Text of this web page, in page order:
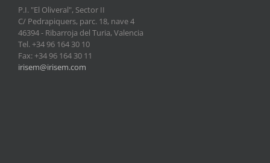
P.I. "El Oliveral", Sector II
C/ Pedrapiquers, parc. 18, nave 4
46394 - Ribarroja del Turia, Valencia
Tel. +34 96 164 30 10
Fax: +34 96 164 30 11
irisem@irisem.com